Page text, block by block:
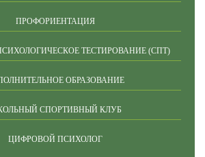
ПРОФОРИЕНТАЦИЯ
ТЕСТИРОВАНИЕ (СПТ)
ОБРАЗОВАНИЕ
СПОРТИВНЫЙ КЛУБ
ЦИФРОВОЙ ПСИХОЛОГ